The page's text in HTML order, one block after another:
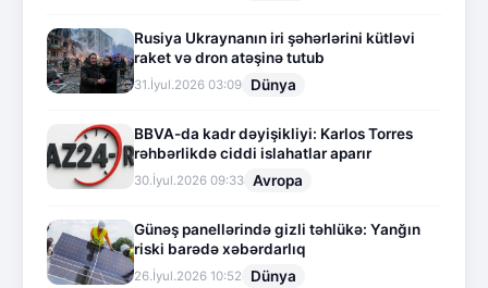
Rusiya Ukraynanın iri şəhərlərini kütləvi
raket və dron atəşinə tutub
31.İyul.2026 03:09 Dünya
BBVA-da kadr dəyişikliyi: Karlos Torres
rəhbərlikdə ciddi islahatlar aparır
30.İyul.2026 09:33 Avropa
Günəş panellərində gizli təhlükə: Yanğın
riski barədə xəbərdarlıq
26.İyul.2026 10:52 Dünya